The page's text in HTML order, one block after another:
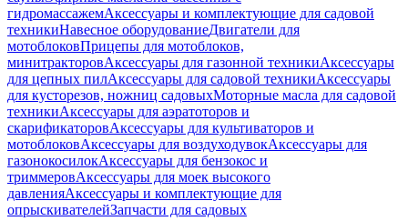
гидромассажемАксессуары и комплектующие для садовой
техникиНавесное оборудованиеДвигатели для
мотоблоковПрицепы для мотоблоков,
минитракторовАксессуары для газонной техникиАксессуары
для цепных пилАксессуары для садовой техникиАксессуары
для кусторезов, ножниц садовыхМоторные масла для садовой
техникиАксессуары для аэратоторов и
скарификаторовАксессуары для культиваторов и
мотоблоковАксессуары для воздуходувокАксессуары для
газонокосилокАксессуары для бензокос и
триммеровАксессуары для моек высокого
давленияАксессуары и комплектующие для
опрыскивателейЗапчасти для садовых